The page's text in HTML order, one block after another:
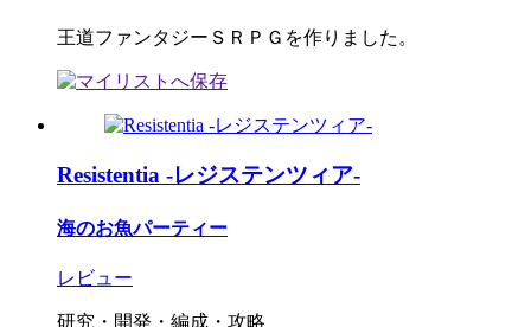
王道ファンタジーＳＲＰＧを作りました。
Resistentia -レジステンツィア-
海のお魚パーティー
レビュー
研究・開発・編成・攻略